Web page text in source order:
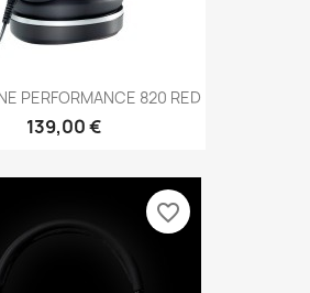
PERFORMANCE 820 RED
139,00 €
favorite_border